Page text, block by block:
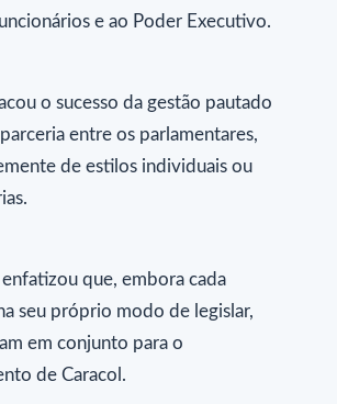
e ao Poder Executivo.
o sucesso da gestão pautado
entre os parlamentares,
de estilos individuais ou
que, embora cada
seu próprio modo de legislar,
em conjunto para o
de Caracol.